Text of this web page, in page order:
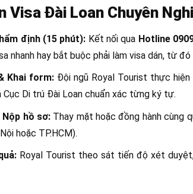
Visa Đài Loan Chuyên
định (15 phút): Kết nối qua Hotline
nhanh hay bắt buộc phải làm visa dán, từ
Khai form: Đội ngũ Royal Tourist thực
Di trú Đài Loan chuẩn xác từng ký tự.
hồ sơ:Thay mặt hoặc đồng hành cùng
hoặc TP.HCM).
Royal Tourist theo sát tiến độ xét